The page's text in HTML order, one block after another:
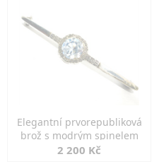
Elegantní prvorepubliková
brož s modrým spinelem
2 200 Kč